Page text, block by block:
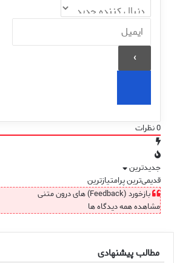
0نظرات
جدیدترین
قدیمی‌ترینپرامتیازترین
بازخورد (Feedback) های درون متنی
مشاهده همه دیدگاه ها
مطالب پیشنهادی